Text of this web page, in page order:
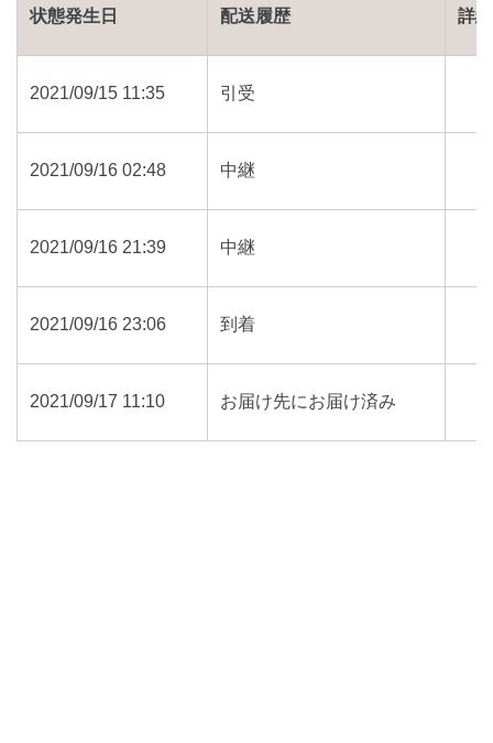
状態発生日 配送履歴 詳細
2021/09/15 11:35 引受
2021/09/16 02:48 中継
2021/09/16 21:39 中継
2021/09/16 23:06 到着
2021/09/17 11:10 お届け先にお届け済み